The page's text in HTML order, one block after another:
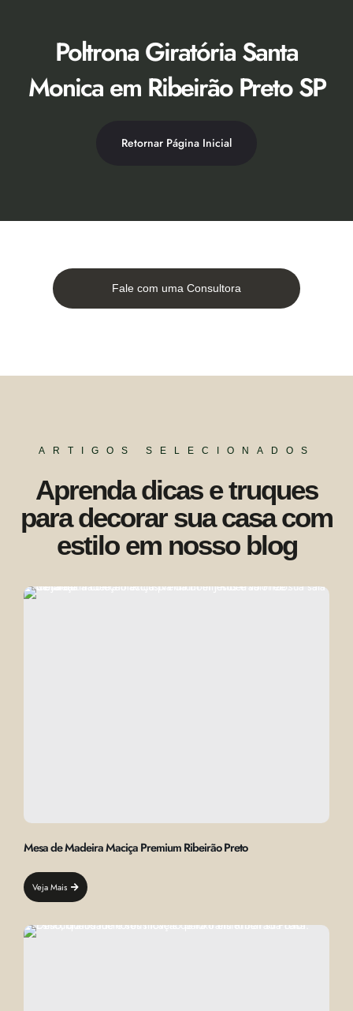
Poltrona Giratória Santa
Monica em Ribeirão Preto SP
Retornar Página Inicial
Fale com uma Consultora
ARTIGOS SELECIONADOS
Aprenda dicas e truques
para decorar sua casa com
estilo em nosso blog
Mesa de Madeira Maciça Premium Ribeirão Preto
Veja Mais